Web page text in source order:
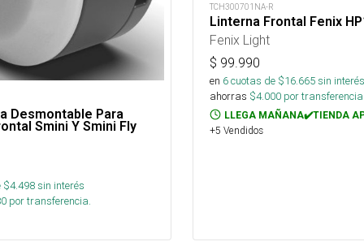
Desmontable Para
Smini Y Smini Fly
$4.498sin interés
por transferencia.
TCH300701NA-R
Linterna Frontal Fenix
Fenix Light
$ 99.990
en 6cuotas de $16.665sin interés
ahorras $4.000 por
LLEGA MAÑANA✔️TIENDA
+5 Vendidos